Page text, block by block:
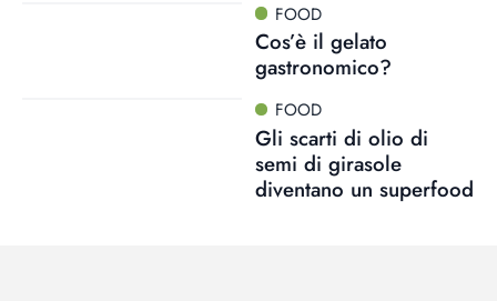
FOOD
Cos’è il gelato
gastronomico?
FOOD
Gli scarti di olio di
semi di girasole
diventano un superfood